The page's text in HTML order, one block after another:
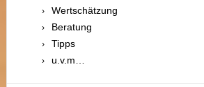
Wertschätzung
Beratung
Tipps
u.v.m…